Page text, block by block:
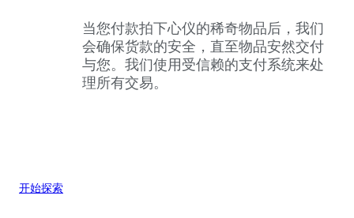
当您付款拍下心仪的稀奇物品后，我们
会确保货款的安全，直至物品安然交付
与您。我们使用受信赖的支付系统来处
理所有交易。
开始探索